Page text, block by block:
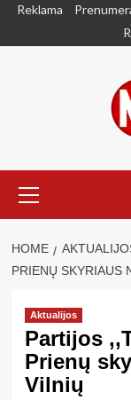
SkipReklama
Menu
HOME
PRIENŲ SKYRIAUS
Aktualijos
Partijos
Prienų
Vilnių